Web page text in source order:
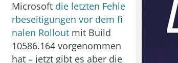
Microsoft die letzten Fehle
rbeseitigungen vor dem fi
nalen Rollout mit Build
10586.164 vorgenommen
hat – jetzt gibt es aber die